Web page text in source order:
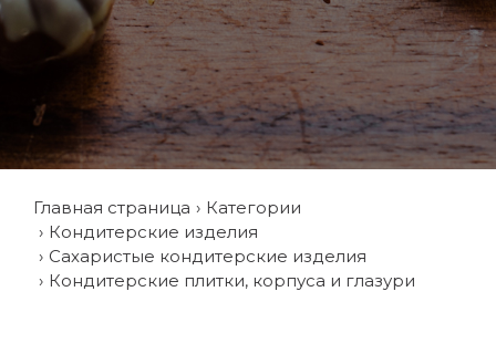
Главная страница
Категории
Кондитерские изделия
Сахаристые кондитерские изделия
Кондитерские плитки, корпуса и глазури